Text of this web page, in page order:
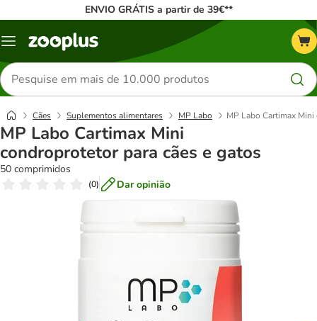
ENVIO GRÁTIS a partir de 39€**
Menu
Pesquisar
produtos
Cães Suplementos alimentares MP Labo MP Labo Cartimax
MP Labo Cartimax Mini
condroprotetor para cães e gatos
50 comprimidos
(0) Dar opinião